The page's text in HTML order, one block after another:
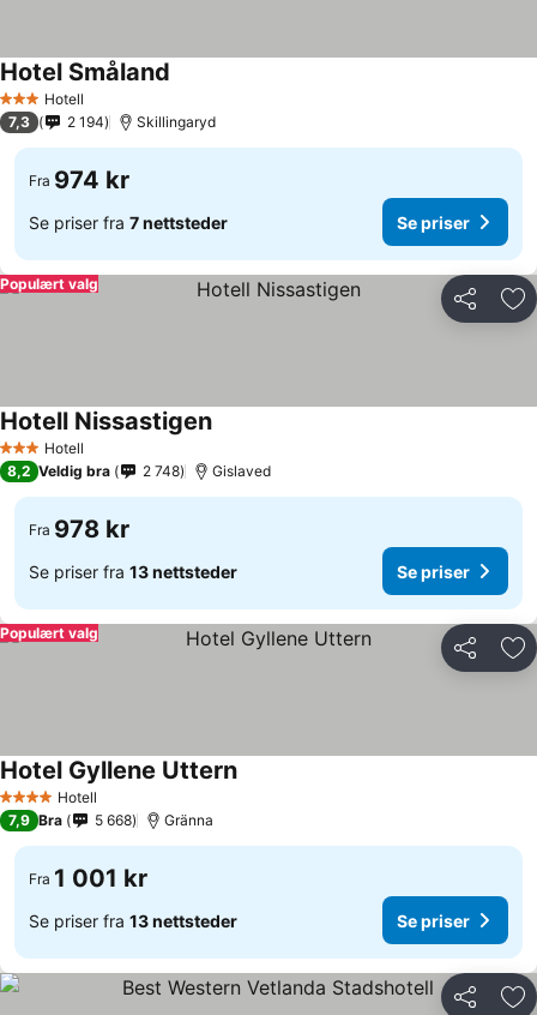
3 StjernerHotell
Hotel Småland
7,3 2 194 Skillingaryd
Fra 974 kr
Se priser fra 7 nettsteder Se priser
Del
Populært valg
3 StjernerHotell
Hotell NissastigenSe priser
8,2 Veldig bra 2 748 Gislaved
Fra 978 kr
Se priser fra 13 nettsteder Se priser
Del
Populært valg
4 StjernerHotell
Hotel Gyllene UtternSe priser
7,9 Bra 5 668 Gränna
Fra 1 001 kr
Se priser fra 13 nettsteder Se priser
Del